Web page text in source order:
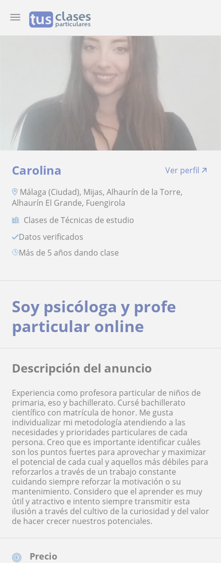
Carolina
Ver perfil
Málaga (Ciudad), Mijas, Alhaurín de la Torre,
Alhaurín El Grande, Fuengirola
Clases de Técnicas de estudio
Datos verificados
más de 5 años dando clase
Precio
Soy psicóloga y profe
particular online
Descripción del anuncio
Experiencia como profesora particular de niños de
primaria, eso y bachillerato. Cursé bachillerato
científico con matrícula de honor. Me gusta
individualizar mi metodología atendiendo a las
necesidades y prioridades particulares de cada
persona. Creo que es importante identificar cuáles
son los puntos fuertes para aprovechar y maximizar
el potencial de cada cual y aquellos más débiles para
reforzarlos a través de un trabajo constante
cuidando siempre reforzar la motivación o su
mantenimiento. Considero que el aprender es muy
útil y atractivo e intento siempre transmitir esta
ilusión a través del cultivo de la curiosidad y del valor
de hacer crecer nuestros potenciales.